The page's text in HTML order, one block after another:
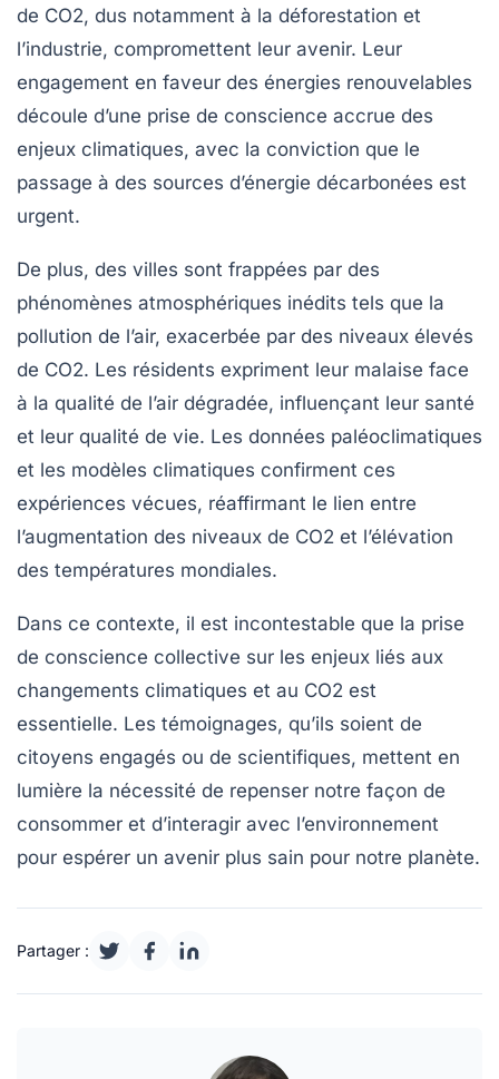
de CO2, dus notamment à la déforestation et
l’industrie, compromettent leur avenir. Leur
engagement en faveur des énergies renouvelables
découle d’une prise de conscience accrue des
enjeux climatiques, avec la conviction que le
passage à des sources d’énergie décarbonées est
urgent.
De plus, des villes sont frappées par des
phénomènes atmosphériques inédits tels que la
pollution de l’air, exacerbée par des niveaux élevés
de CO2. Les résidents expriment leur malaise face
à la qualité de l’air dégradée, influençant leur santé
et leur qualité de vie. Les données paléoclimatiques
et les modèles climatiques confirment ces
expériences vécues, réaffirmant le lien entre
l’augmentation des niveaux de CO2 et l’élévation
des températures mondiales.
Dans ce contexte, il est incontestable que la prise
de conscience collective sur les enjeux liés aux
changements climatiques et au CO2 est
essentielle. Les témoignages, qu’ils soient de
citoyens engagés ou de scientifiques, mettent en
lumière la nécessité de repenser notre façon de
consommer et d’interagir avec l’environnement
pour espérer un avenir plus sain pour notre planète.
Partager :